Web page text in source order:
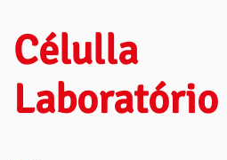
Célulla
Laboratório